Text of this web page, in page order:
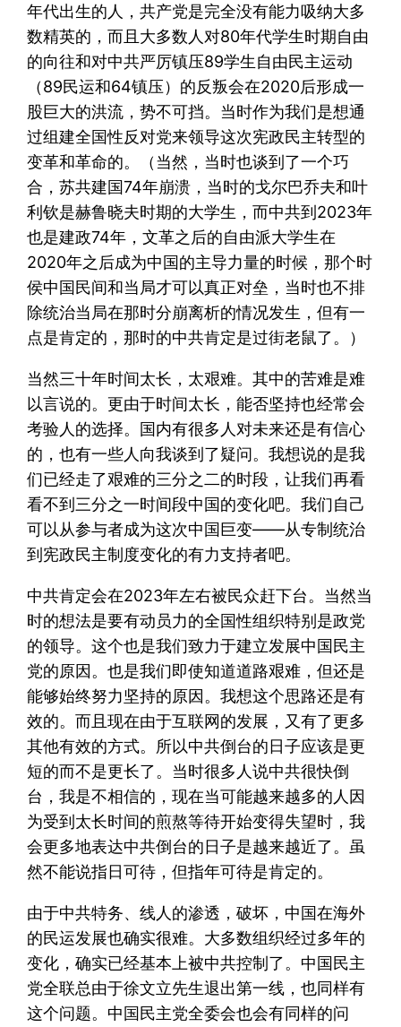
年代出生的人，共产党是完全没有能力吸纳大多
数精英的，而且大多数人对80年代学生时期自由
的向往和对中共严厉镇压89学生自由民主运动
（89民运和64镇压）的反叛会在2020后形成一
股巨大的洪流，势不可挡。当时作为我们是想通
过组建全国性反对党来领导这次宪政民主转型的
变革和革命的。（当然，当时也谈到了一个巧
合，苏共建国74年崩溃，当时的戈尔巴乔夫和叶
利钦是赫鲁晓夫时期的大学生，而中共到2023年
也是建政74年，文革之后的自由派大学生在
2020年之后成为中国的主导力量的时候，那个时
侯中国民间和当局才可以真正对垒，当时也不排
除统治当局在那时分崩离析的情况发生，但有一
点是肯定的，那时的中共肯定是过街老鼠了。）
当然三十年时间太长，太艰难。其中的苦难是难
以言说的。更由于时间太长，能否坚持也经常会
考验人的选择。国内有很多人对未来还是有信心
的，也有一些人向我谈到了疑问。我想说的是我
们已经走了艰难的三分之二的时段，让我们再看
看不到三分之一时间段中国的变化吧。我们自己
可以从参与者成为这次中国巨变——从专制统治
到宪政民主制度变化的有力支持者吧。
中共肯定会在2023年左右被民众赶下台。当然当
时的想法是要有动员力的全国性组织特别是政党
的领导。这个也是我们致力于建立发展中国民主
党的原因。也是我们即使知道道路艰难，但还是
能够始终努力坚持的原因。我想这个思路还是有
效的。而且现在由于互联网的发展，又有了更多
其他有效的方式。所以中共倒台的日子应该是更
短的而不是更长了。当时很多人说中共很快倒
台，我是不相信的，现在当可能越来越多的人因
为受到太长时间的煎熬等待开始变得失望时，我
会更多地表达中共倒台的日子是越来越近了。虽
然不能说指日可待，但指年可待是肯定的。
由于中共特务、线人的渗透，破坏，中国在海外
的民运发展也确实很难。大多数组织经过多年的
变化，确实已经基本上被中共控制了。中国民主
党全联总由于徐文立先生退出第一线，也同样有
这个问题。中国民主党全委会也会有同样的问